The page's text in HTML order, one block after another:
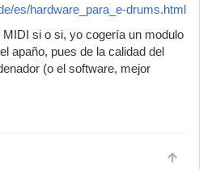
es/hardware_para_e-drums.html
si o si, yo cogería un modulo
apaño, pues de la calidad del
(o el software, mejor